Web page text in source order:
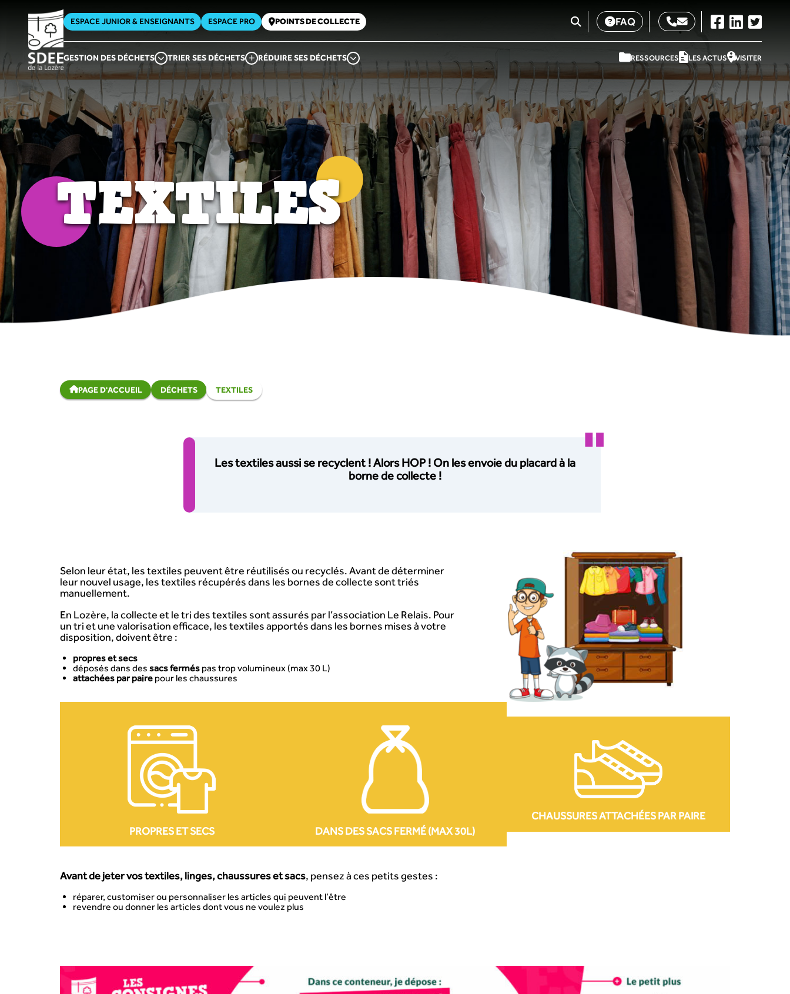
ESPACE JUNIOR & ENSEIGNANTS ESPACE PRO POINTS DE COLLECTE FAQ
GESTION DES DÉCHETS TRIER SES DÉCHETS RÉDUIRE SES DÉCHETS RESSOURCES LES ACTUS VISITER
TEXTILES
PAGE D'ACCUEIL DÉCHETS TEXTILES
Les textiles aussi se recyclent ! Alors HOP ! On les envoie du placard à la
borne de collecte !
Selon leur état, les textiles peuvent être réutilisés ou recyclés. Avant de déterminer
leur nouvel usage, les textiles récupérés dans les bornes de collecte sont triés
manuellement.
En Lozère, la collecte et le tri des textiles sont assurés par l’association Le Relais. Pour
un tri et une valorisation efficace, les textiles apportés dans les bornes mises à votre
disposition, doivent être :
propres et secs
déposés dans des sacs fermés pas trop volumineux (max 30 L)
attachées par paire pour les chaussures
PROPRES ET SECS DANS DES SACS FERMÉ (MAX 30L)
CHAUSSURES ATTACHÉES PAR PAIRE
Avant de jeter vos textiles, linges, chaussures et sacs, pensez à ces petits gestes :
réparer, customiser ou personnaliser les articles qui peuvent l’être
revendre ou donner les articles dont vous ne voulez plus